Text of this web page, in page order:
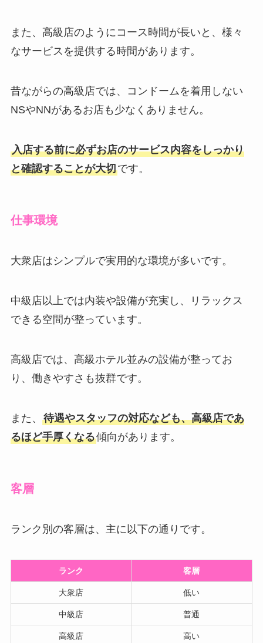
また、高級店のようにコース時間が長いと、様々
なサービスを提供する時間があります。
昔ながらの高級店では、コンドームを着用しない
NSやNNがあるお店も少なくありません。
入店する前に必ずお店のサービス内容をしっかり
と確認することが大切です。
仕事環境
大衆店はシンプルで実用的な環境が多いです。
中級店以上では内装や設備が充実し、リラックス
できる空間が整っています。
高級店では、高級ホテル並みの設備が整ってお
り、働きやすさも抜群です。
また、 待遇やスタッフの対応なども、高級店であ
るほど手厚くなる傾向があります。
客層
ランク別の客層は、主に以下の通りです。
ランク 客層
大衆店 低い
中級店 普通
高級店 高い